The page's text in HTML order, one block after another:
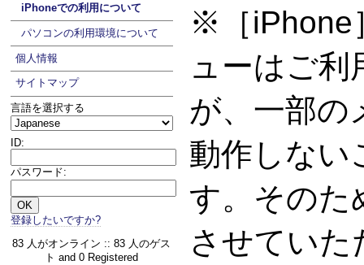
iPhoneでの利用について
パソコンの利用環境について
個人情報
サイトマップ
言語を選択する
ID:
パスワード:
登録したいですか?
83 人がオンライン :: 83 人のゲス
ト and 0 Registered
※［iPhone
ューはご利
が、一部の
動作しない
す。そのた
させてい